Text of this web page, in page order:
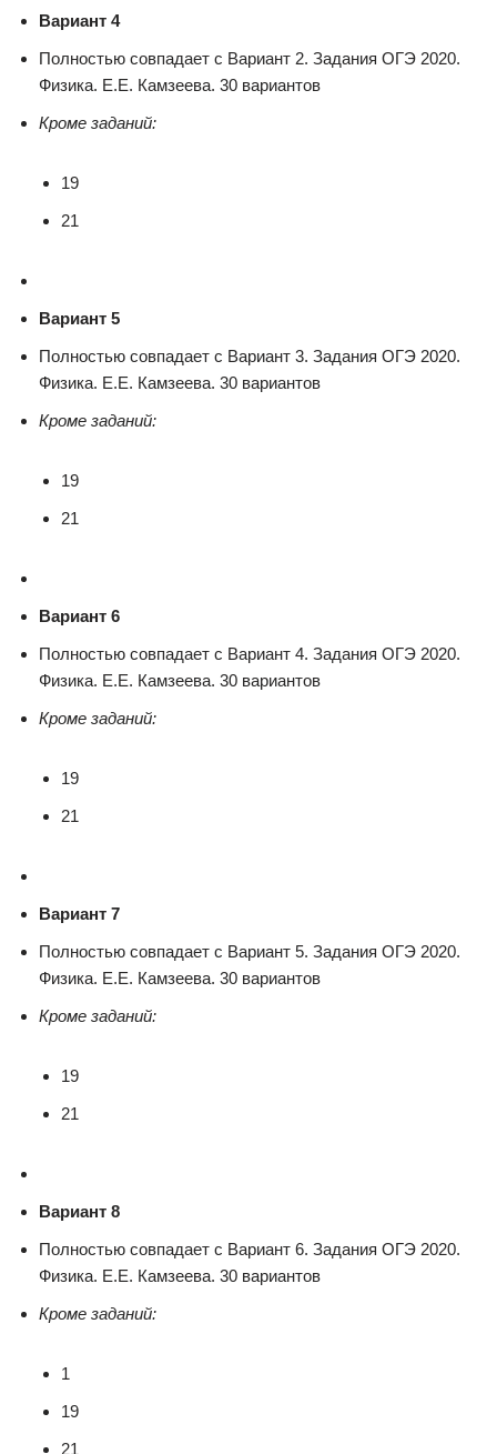
Вариант 4
Полностью совпадает с Вариант 2. Задания ОГЭ 2020.
Физика. Е.Е. Камзеева. 30 вариантов
Кроме заданий:
19
21
Вариант 5
Полностью совпадает с Вариант 3. Задания ОГЭ 2020.
Физика. Е.Е. Камзеева. 30 вариантов
Кроме заданий:
19
21
Вариант 6
Полностью совпадает с Вариант 4. Задания ОГЭ 2020.
Физика. Е.Е. Камзеева. 30 вариантов
Кроме заданий:
19
21
Вариант 7
Полностью совпадает с Вариант 5. Задания ОГЭ 2020.
Физика. Е.Е. Камзеева. 30 вариантов
Кроме заданий:
19
21
Вариант 8
Полностью совпадает с Вариант 6. Задания ОГЭ 2020.
Физика. Е.Е. Камзеева. 30 вариантов
Кроме заданий:
1
19
21